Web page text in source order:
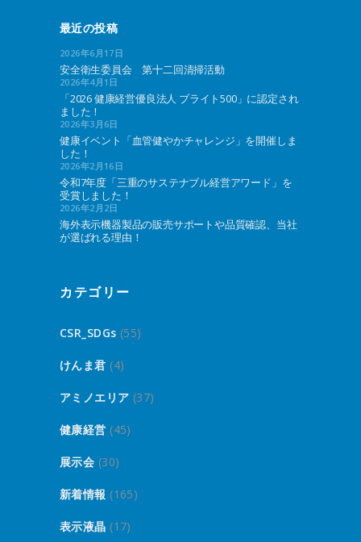
最近の投稿
2026年6月17日
安全衛生委員会 第十二回清掃活動
2026年4月1日
「2026 健康経営優良法人 ブライト500」に認定され
ました！
2026年3月6日
健康イベント「血管健やかチャレンジ」を開催しま
した！
2026年2月16日
令和7年度「三重のサステナブル経営アワード」を
受賞しました！
2026年2月2日
海外表示機器製品の販売サポートや品質確認、当社
が選ばれる理由！
カテゴリー
CSR_SDGs (55)
けんま君 (4)
アミノエリア (37)
健康経営 (45)
展示会 (30)
新着情報 (165)
表示液晶 (17)